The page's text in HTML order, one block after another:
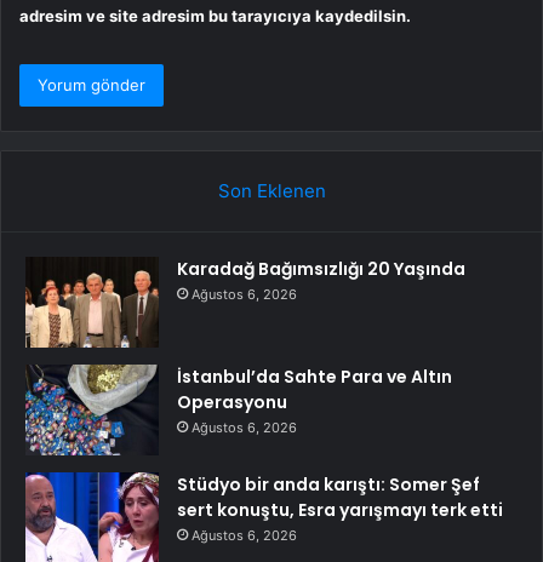
adresim ve site adresim bu tarayıcıya kaydedilsin.
Son Eklenen
Karadağ Bağımsızlığı 20 Yaşında
Ağustos 6, 2026
İstanbul’da Sahte Para ve Altın
Operasyonu
Ağustos 6, 2026
Stüdyo bir anda karıştı: Somer Şef
sert konuştu, Esra yarışmayı terk etti
Ağustos 6, 2026